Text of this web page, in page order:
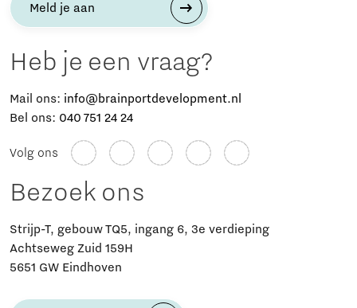
Meld je aan
Heb je een vraag?
Mail ons: info@brainportdevelopment.nl
Bel ons: 040 751 24 24
Volg ons
Bezoek ons
Strijp-T, gebouw TQ5, ingang 6, 3e verdieping
Achtseweg Zuid 159H
5651 GW Eindhoven